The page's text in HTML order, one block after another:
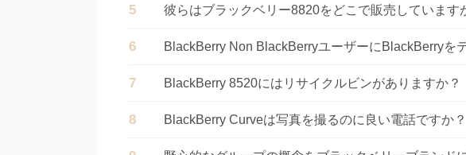
彼らはブラックベリー8820をどこで販売しています
BlackBerry Non BlackBerryユーザーにBlackBerryを
BlackBerry 8520にはリサイクルビンがありますか？
BlackBerry Curveは写真を撮るのに良い電話ですか？